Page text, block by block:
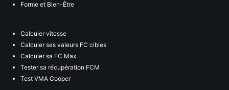
Forme et Bien-Être
Calculer vitesse
Calculer ses valeurs FC cibles
Calculer sa FC Max
Tester sa récupération FCM
Test VMA Cooper